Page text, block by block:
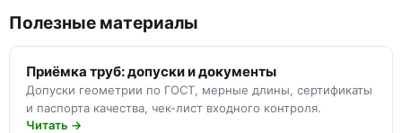
Полезные материалы
Приёмка труб: допуски и документы
Допуски геометрии по ГОСТ, мерные длины, сертификаты
и паспорта качества, чек-лист входного контроля.
Читать →